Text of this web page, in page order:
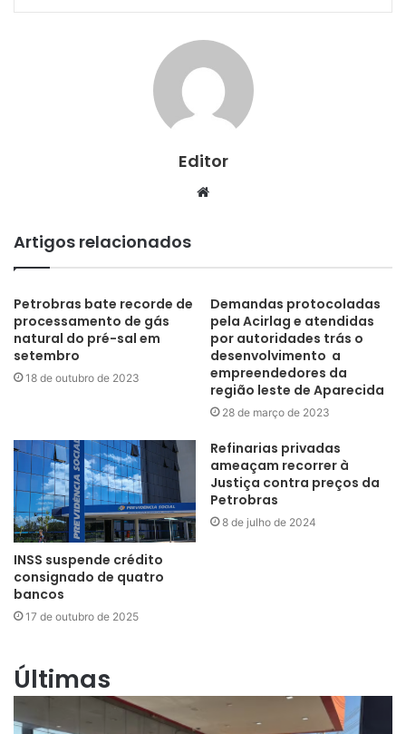
Editor
Website
Artigos relacionados
Petrobras bate recorde de
processamento de gás
natural do pré-sal em
setembro
18 de outubro de 2023
Demandas protocoladas
pela Acirlag e atendidas
por autoridades trás o
desenvolvimento a
empreendedores da
região leste de Aparecida
28 de março de 2023
INSS suspende crédito
consignado de quatro
bancos
17 de outubro de 2025
Refinarias privadas
ameaçam recorrer à
Justiça contra preços da
Petrobras
8 de julho de 2024
Últimas